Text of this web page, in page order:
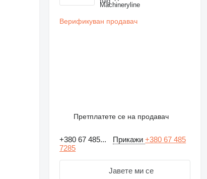
Machineryline
Верификуван продавач
Претплатете се на продавач
+380 67 485... Прикажи+380 67 485
7285
Јавете ми се